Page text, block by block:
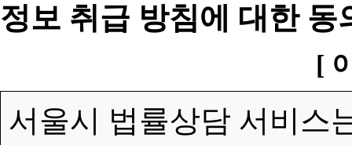
정보 취급 방침에 대한 동
[
서울시 법률상담 서비스